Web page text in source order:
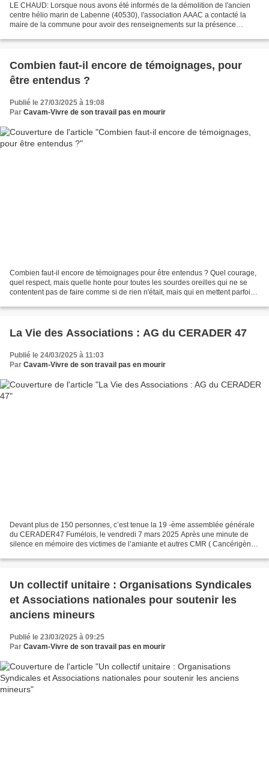
LE CHAUD: Lorsque nous avons été informés de la démolition de l'ancien
centre hélio marin de Labenne (40530), l'association AAAC a contacté la
maire de la commune pour avoir des renseignements sur la présence
Combien faut-il encore de témoignages, pour
être entendus ?
Publié le 27/03/2025 à 19:08
Par Cavam-Vivre de son travail pas en mourir
Combien faut-il encore de témoignages pour être entendus ? Quel courage,
quel respect, mais quelle honte pour toutes les sourdes oreilles qui ne se
contentent pas de faire comme si de rien n'était, mais qui en mettent parfois
La Vie des Associations : AG du CERADER 47
Publié le 24/03/2025 à 11:03
Par Cavam-Vivre de son travail pas en mourir
Devant plus de 150 personnes, c’est tenue la 19 -ème assemblée générale
du CERADER47 Fumélois, le vendredi 7 mars 2025 Après une minute de
silence en mémoire des victimes de l’amiante et autres CMR ( Cancérigène-
Un collectif unitaire : Organisations Syndicales
et Associations nationales pour soutenir les
anciens mineurs
Publié le 23/03/2025 à 09:25
Par Cavam-Vivre de son travail pas en mourir